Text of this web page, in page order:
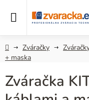
DomovZváračky
+ maska
Zváračka